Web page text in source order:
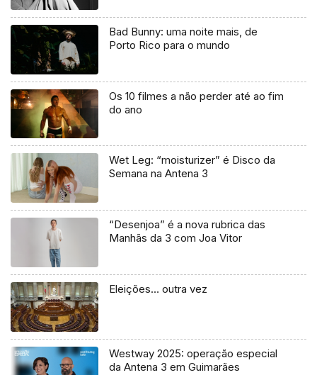
Bad Bunny: uma noite mais, de
Porto Rico para o mundo
Os 10 filmes a não perder até ao fim
do ano
Wet Leg: “moisturizer” é Disco da
Semana na Antena 3
“Desenjoa” é a nova rubrica das
Manhãs da 3 com Joa Vitor
Eleições… outra vez
Westway 2025: operação especial
da Antena 3 em Guimarães